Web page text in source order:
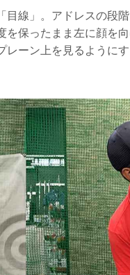
目線」。アドレスの段
保ったまま左に顔を
ーン上を見るように